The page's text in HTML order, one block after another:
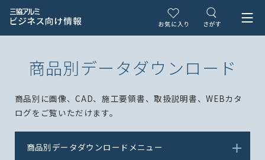
商品別データダウンロード
商品別に画像、CAD、施工要領書、取扱説明書、WEBカタ
ログをご覧いただけます。
商品別データダウンロードメニュー